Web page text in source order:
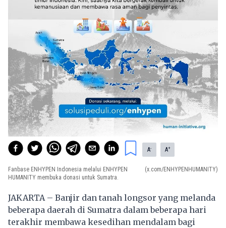
A- A+
Fanbase ENHYPEN Indonesia melalui ENHYPEN
HUMANITY membuka donasi untuk Sumatra.
(x.com/ENHYPENHUMANITY)
JAKARTA – Banjir dan tanah longsor yang melanda
beberapa daerah di Sumatra dalam beberapa hari
terakhir membawa kesedihan mendalam bagi